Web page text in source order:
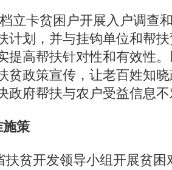
立卡贫困户开展入户调查
计划，并与挂钩单位和帮
提高帮扶针对性和有效性
贫政策宣传，让老百姓知
政府帮扶与农户受益信息
策
扶贫开发领导小组开展贫